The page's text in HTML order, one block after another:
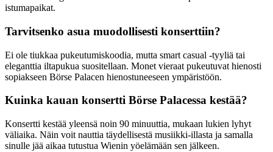
istumapaikat.
Tarvitsenko asua muodollisesti konserttiin?
Ei ole tiukkaa pukeutumiskoodia, mutta smart casual -tyyliä tai
eleganttia iltapukua suositellaan. Monet vieraat pukeutuvat hienosti
sopiakseen Börse Palacen hienostuneeseen ympäristöön.
Kuinka kauan konsertti Börse Palacessa kestää?
Konsertti kestää yleensä noin 90 minuuttia, mukaan lukien lyhyt
väliaika. Näin voit nauttia täydellisestä musiikki-illasta ja samalla
sinulle jää aikaa tutustua Wienin yöelämään sen jälkeen.